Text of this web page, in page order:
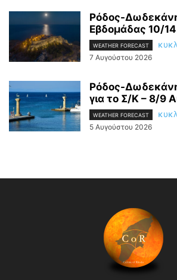
Ρόδος-
Εβδομάδας 10/
WEATHER FORECAST
7 Αυγούστου 2026
Ρόδος-
για το Σ/Κ – 8/9
WEATHER FORECAST
5 Αυγούστου 2026